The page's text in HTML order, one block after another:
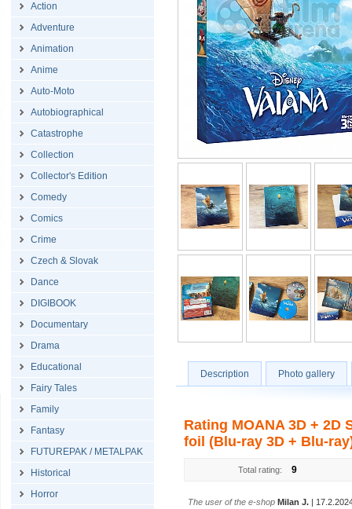
Action
Adventure
Animation
Anime
Auto-Moto
Autobiographical
Catastrophe
Collection
Collector's Edition
Comedy
Comics
Crime
Czech & Slovak
Dance
DIGIBOOK
Documentary
Drama
Educational
Fairy Tales
Family
Fantasy
FUTUREPAK / METALPAK
Historical
Horror
Description Photo gallery
Rating MOANA 3D +
foil (Blu-ray 3D + Blu-
Total rating: 9
The user of the e-shop Milan J. |